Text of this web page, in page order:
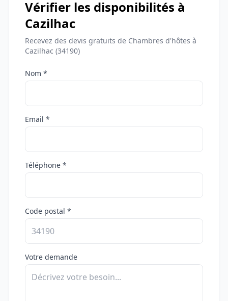
Vérifier les disponibilités à
Cazilhac
Recevez des devis gratuits de Chambres d'hôtes à
Cazilhac (34190)
Nom *
Email *
Téléphone *
Code postal *
Votre demande